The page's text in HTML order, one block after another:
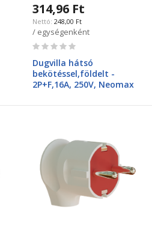
314,96 Ft
248,00 Ft
/ egységenként
Rating:
Dugvilla hátsó
bekötéssel,földelt -
2P+F,16A, 250V, Neomax